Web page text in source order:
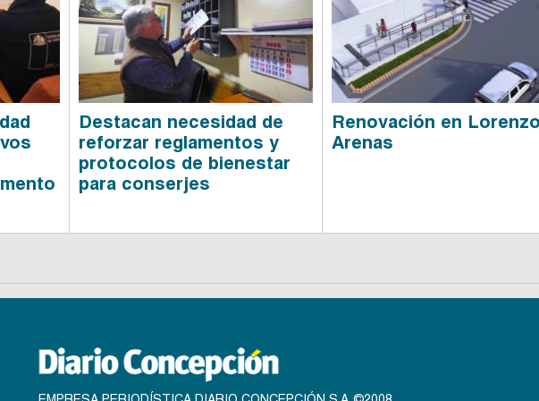
Destacan necesidad de
reforzar reglamentos y
protocolos de bienestar
para conserjes
Renovación en
Arenas